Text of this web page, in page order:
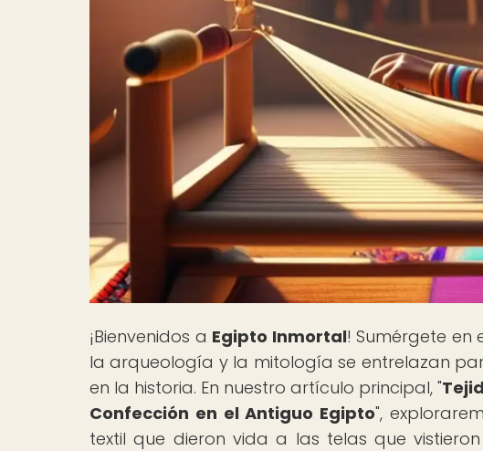
¡Bienvenidos a Egipto Inmortal! Sumérgete en
la arqueología y la mitología se entrelazan
en la historia. En nuestro artículo principal, "
Confección en el Antiguo Egipto",
textil que dieron vida a las telas que